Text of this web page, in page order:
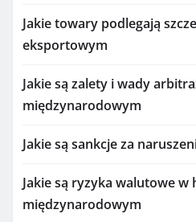
Jakie towary podlegają
eksportowym
Jakie są zalety i wady
międzynarodowym
Jakie są sankcje za
Jakie są ryzyka walutowe w
międzynarodowym